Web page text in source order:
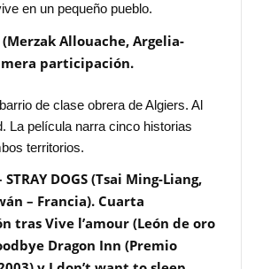
en un pequeño pueblo.
(Merzak Allouache, Argelia-
participación.
de clase obrera de Algiers. Al
La película narra cinco historias
territorios.
STRAY DOGS (Tsai Ming-Liang,
– Francia). Cuarta
tras Vive l’amour (León de oro
Dragon Inn (Premio